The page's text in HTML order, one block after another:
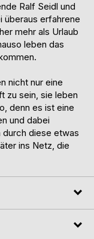
Ralf Seidl und
überaus erfahrene
mehr als Urlaub
leben das
nicht nur eine
zu sein, sie leben
denn es ist eine
und dabei
diese etwas
ins Netz, die